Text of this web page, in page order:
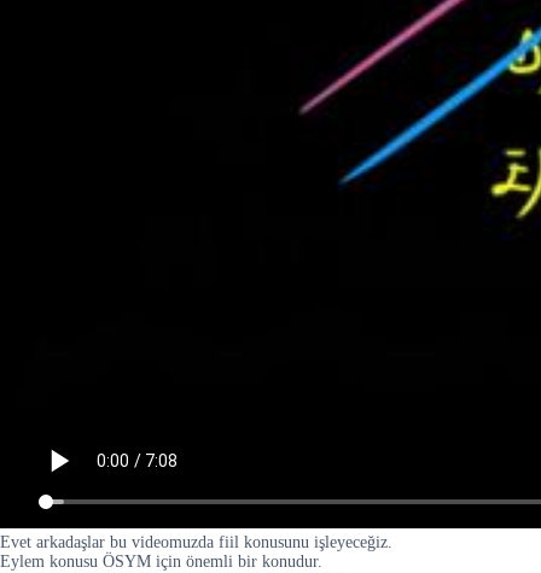
Evet arkadaşlar bu videomuzda fiil konusunu işleyeceğiz.
Eylem konusu ÖSYM için önemli bir konudur.